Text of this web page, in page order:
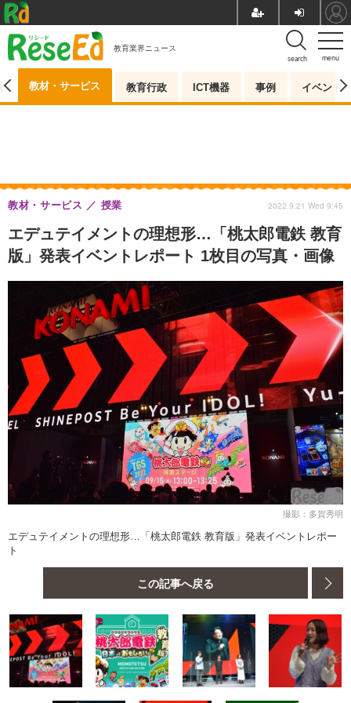
menu
search
教育業界ニュース
教材・サービス 教育行政 ICT機器 事例 イベント
エデュテイメントの理想形…「桃太郎電鉄 教育
版」発表イベントレポート 1枚目の写真・画像
教材・サービス 授業 2022.9.21 Wed 9:45
撮影：多賀秀明
エデュテイメントの理想形…「桃太郎電鉄 教育版」発表イベントレポー
ト
この記事へ戻る